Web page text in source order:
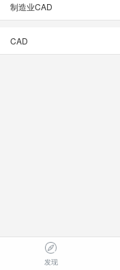
制造业CAD
CAD
发现